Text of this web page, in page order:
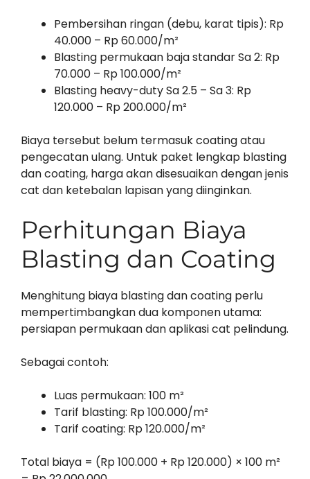
Pembersihan ringan (debu, karat tipis): Rp
40.000 – Rp 60.000/m²
Blasting permukaan baja standar Sa 2: Rp
70.000 – Rp 100.000/m²
Blasting heavy-duty Sa 2.5 – Sa 3: Rp
120.000 – Rp 200.000/m²
Biaya tersebut belum termasuk coating atau
pengecatan ulang. Untuk paket lengkap blasting
dan coating, harga akan disesuaikan dengan jenis
cat dan ketebalan lapisan yang diinginkan.
Perhitungan Biaya
Blasting dan Coating
Menghitung biaya blasting dan coating perlu
mempertimbangkan dua komponen utama:
persiapan permukaan dan aplikasi cat pelindung.
Sebagai contoh:
Luas permukaan: 100 m²
Tarif blasting: Rp 100.000/m²
Tarif coating: Rp 120.000/m²
Total biaya = (Rp 100.000 + Rp 120.000) × 100 m²